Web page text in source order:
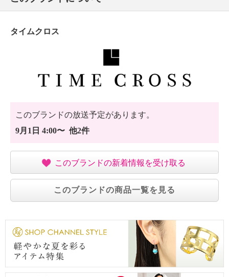
タイムクロス
このブランドの放送予定があります。
9月1日 4:00〜 他2件
このブランドの新着情報を受け取る
このブランドの商品一覧を見る